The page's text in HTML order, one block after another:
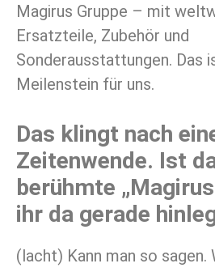
Magirus Gruppe – mit
Ersatzteile, Zubehör und
Sonderausstattungen. Das
Meilenstein für uns.
Das klingt nach
Zeitenwende. Ist
berühmte
ihr da gerade
(lacht) Kann man so sagen.